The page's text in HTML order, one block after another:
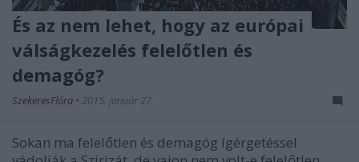
És az nem lehet, hogy az európai
válságkezelés felelőtlen és
demagóg?
SzekeresFlóra • 2015. január 27.
Sokan ma felelőtlen és demagóg ígérgetéssel